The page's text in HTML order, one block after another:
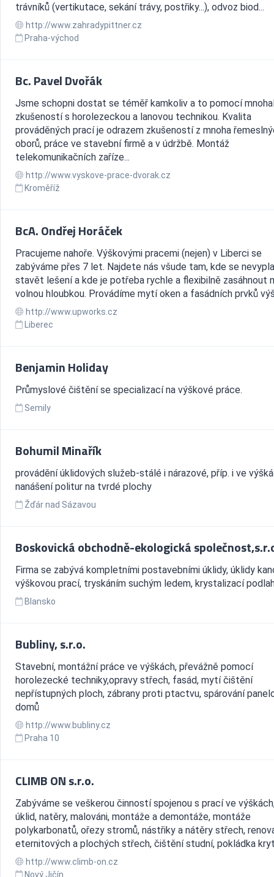
trávníků (vertikutace, sekání trávy, postřiky...), odvoz biod...
http://www.zahradypittner.cz
Praha-východ
Bc. Pavel Dvořák
Jsme schopni dostat se téměř kamkoliv a to pomocí
zkušeností s horolezeckou a lanovou technikou. Kvalita
prováděných prací je odrazem zkušeností z mnoha
oborů, práce ve stavební firmě a v údržbě. Montáž
telekomunikačních zaříze...
http://www.vyskove-prace-dvorak.cz
Kroměříž
BcA. Ondřej Horáček
Pracujeme nahoře. Výškovými pracemi (nejen) v Liberci se
zabýváme přes 7 let. Najdete nás všude tam, kde se
stavět lešení a kde je potřeba rychle a flexibilně zasáhnout
volnou hloubkou. Provádíme mytí oken a fasádních prvků
http://www.upworks.cz
Liberec
Benjamin Holiday
Průmyslové čištění se specializací na výškové práce.
Semily
Bohumil Minařík
provádění úklidových služeb-stálé i nárazové, příp. i ve
nanášení politur na tvrdé plochy
Žďár nad Sázavou
Boskovická obchodně-ekologická
Firma se zabývá kompletními postavebními úklidy, úklidy
výškovou prací, tryskáním suchým ledem, krystalizací
Blansko
Bubliny, s.r.o.
Stavební, montážní práce ve výškách, převážně pomocí
horolezecké techniky,opravy střech, fasád, mytí čištění
nepřístupných ploch, zábrany proti ptactvu, spárování
domů
http://www.bubliny.cz
Praha 10
CLIMB ON s.r.o.
Zabýváme se veškerou činností spojenou s prací ve
úklid, natěry, malováni, montáže a demontáže, montáže
polykarbonatů, ořezy stromů, nástřiky a nátěry střech,
eternitových a plochých střech, čištění studní, pokládka
http://www.climb-on.cz
Nový Jičín